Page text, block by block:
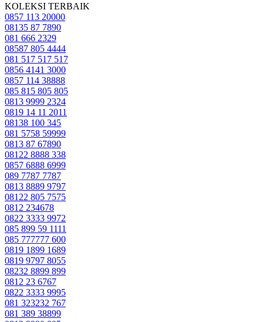
KOLEKSI TERBAIK
0857 113 20000
08135 87 7890
081 666 2329
08587 805 4444
081 517 517 517
0856 4141 3000
0857 114 38888
085 815 805 805
0813 9999 2324
0819 14 11 2011
08138 100 345
081 5758 59999
0813 87 67890
08122 8888 338
0857 6888 6999
089 7787 7787
0813 8889 9797
08122 805 7575
0812 234678
0822 3333 9972
085 899 59 1111
085 777777 600
0819 1899 1689
0819 9797 8055
08232 8899 899
0812 23 6767
0822 3333 9995
081 323232 767
081 389 38899